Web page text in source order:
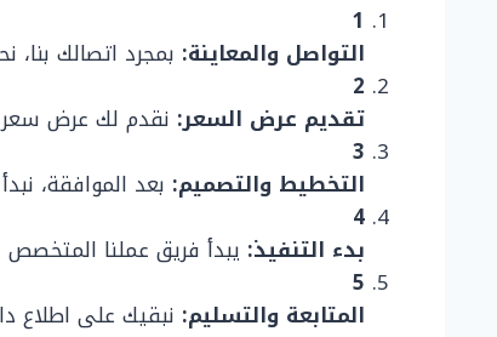
1
التواصل والمعاينة: بمجرد اتصالك
2
تقديم عرض السعر: نقدم لك عرض سعر
3
التخطيط والتصميم: بعد الموافقة،
4
بدء التنفيذ: يبدأ فريق عملنا
5
المتابعة والتسليم: نبقيك على اطلاع